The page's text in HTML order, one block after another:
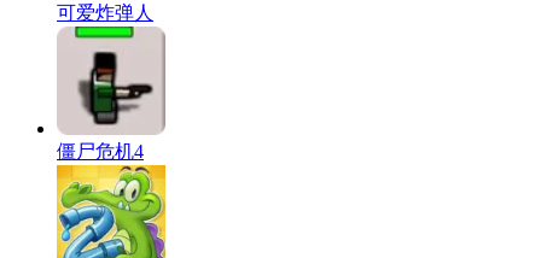
可爱炸弹人
僵尸危机4